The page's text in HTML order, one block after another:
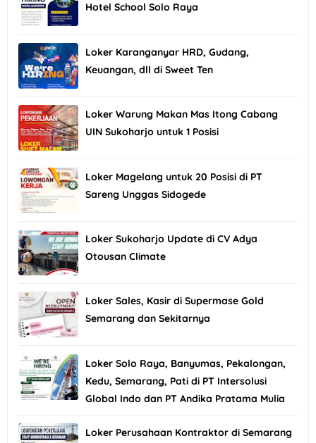
Hotel School Solo Raya
Loker Karanganyar HRD, Gudang,
Keuangan, dll di Sweet Ten
Loker Warung Makan Mas Itong Cabang
UIN Sukoharjo untuk 1 Posisi
Loker Magelang untuk 20 Posisi di PT
Sareng Unggas Sidogede
Loker Sukoharjo Update di CV Adya
Otousan Climate
Loker Sales, Kasir di Supermase Gold
Semarang dan Sekitarnya
Loker Solo Raya, Banyumas, Pekalongan,
Kedu, Semarang, Pati di PT Intersolusi
Global Indo dan PT Andika Pratama Mulia
Loker Perusahaan Kontraktor di Semarang